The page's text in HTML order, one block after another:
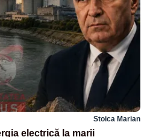
Stoica Marian
electrică la marii